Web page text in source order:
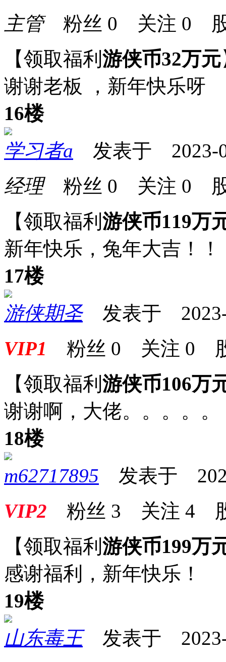
主管粉丝 0 关注 0
【领取福利 游侠币32万元
谢谢老板 ，新年快乐呀
16楼
学习者a 发表于 2023-
经理粉丝 0 关注 0
【领取福利 游侠币119万
新年快乐，兔年大吉！！
17楼
游侠期圣发表于 2023-
VIP1 粉丝 0 关注 0
【领取福利 游侠币106万
谢谢啊，大佬。。。。。
18楼
m62717895 发表于
VIP2 粉丝 3 关注 4
【领取福利 游侠币199万
感谢福利，新年快乐！
19楼
山东毒王发表于 2023-